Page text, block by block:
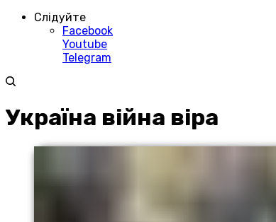
Слідуйте
Facebook
Youtube
Telegram
Україна війна віра